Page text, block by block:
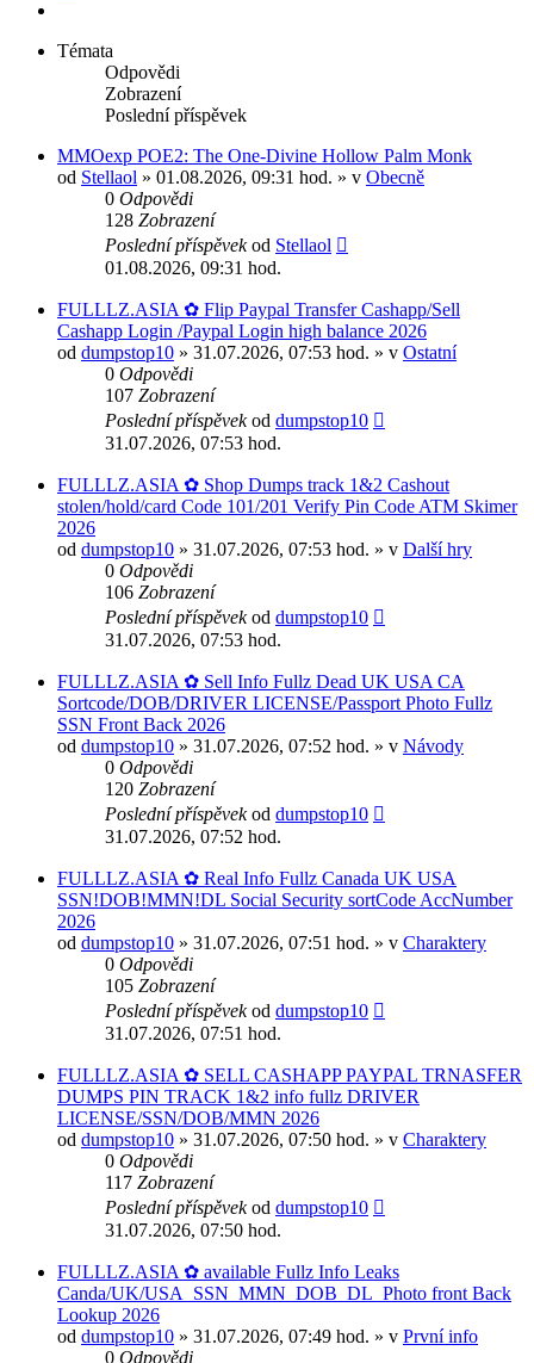
Témata
Odpovědi
Zobrazení
Poslední příspěvek
MMOexp POE2: The One-Divine Hollow Palm Monk
od Stellaol » 01.08.2026, 09:31 hod. » v Obecně
0 Odpovědi
128 Zobrazení
Poslední příspěvekod Stellaol
01.08.2026, 09:31 hod.
FULLLZ.ASIA ✿ Flip Paypal Transfer Cashapp/Sell
Cashapp Login /Paypal Login high balance 2026
od dumpstop10 » 31.07.2026, 07:53 hod. » v Ostatní
0 Odpovědi
107 Zobrazení
Poslední příspěvekod dumpstop10
31.07.2026, 07:53 hod.
FULLLZ.ASIA ✿ Shop Dumps track 1&2 Cashout
stolen/hold/card Code 101/201 Verify Pin Code ATM Skimer
2026
od dumpstop10 » 31.07.2026, 07:53 hod. » v Další hry
0 Odpovědi
106 Zobrazení
Poslední příspěvekod dumpstop10
31.07.2026, 07:53 hod.
FULLLZ.ASIA ✿ Sell Info Fullz Dead UK USA CA
Sortcode/DOB/DRIVER LICENSE/Passport Photo Fullz
SSN Front Back 2026
od dumpstop10 » 31.07.2026, 07:52 hod. » v Návody
0 Odpovědi
120 Zobrazení
Poslední příspěvekod dumpstop10
31.07.2026, 07:52 hod.
FULLLZ.ASIA ✿ Real Info Fullz Canada UK USA
SSN!DOB!MMN!DL Social Security sortCode AccNumber
2026
od dumpstop10 » 31.07.2026, 07:51 hod. » v Charaktery
0 Odpovědi
105 Zobrazení
Poslední příspěvekod dumpstop10
31.07.2026, 07:51 hod.
FULLLZ.ASIA ✿ SELL CASHAPP PAYPAL TRNASFER
DUMPS PIN TRACK 1&2 info fullz DRIVER
LICENSE/SSN/DOB/MMN 2026
od dumpstop10 » 31.07.2026, 07:50 hod. » v Charaktery
0 Odpovědi
117 Zobrazení
Poslední příspěvekod dumpstop10
31.07.2026, 07:50 hod.
FULLLZ.ASIA ✿ available Fullz Info Leaks
Canda/UK/USA_SSN_MMN_DOB_DL_Photo front Back
Lookup 2026
od dumpstop10 » 31.07.2026, 07:49 hod. » v První info
0 Odpovědi